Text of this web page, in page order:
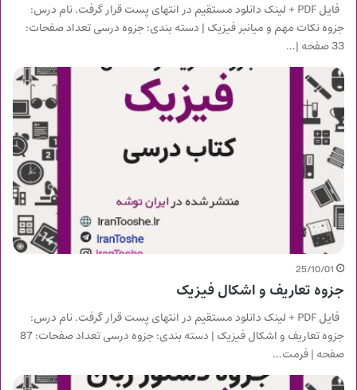
فایل PDF + لینک دانلود مستقیم در انتهای پست قرار گرفت. نام درس:
جزوه نکات مهم و میانبر فیزیک | دسته بندی: جزوه درسی تعداد صفحات:
33 صفحه |…
25/10/01
جزوه تعاریف و اشکال فیزیک
فایل PDF + لینک دانلود مستقیم در انتهای پست قرار گرفت. نام درس:
جزوه تعاریف و اشکال فیزیک | دسته بندی: جزوه درسی تعداد صفحات: 87
صفحه | فرمت…